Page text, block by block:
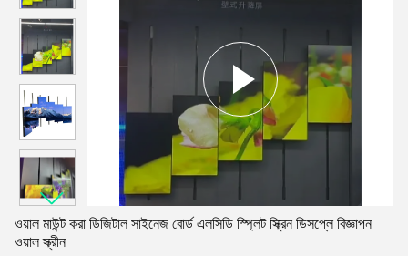
ওয়াল মাউন্ট করা ডিজিটাল সাইনেজ বোর্ড এলসিডি স্প্লিট স্ক্রিন ডিসপ্লে বিজ্ঞাপন
ওয়াল স্ক্রীন